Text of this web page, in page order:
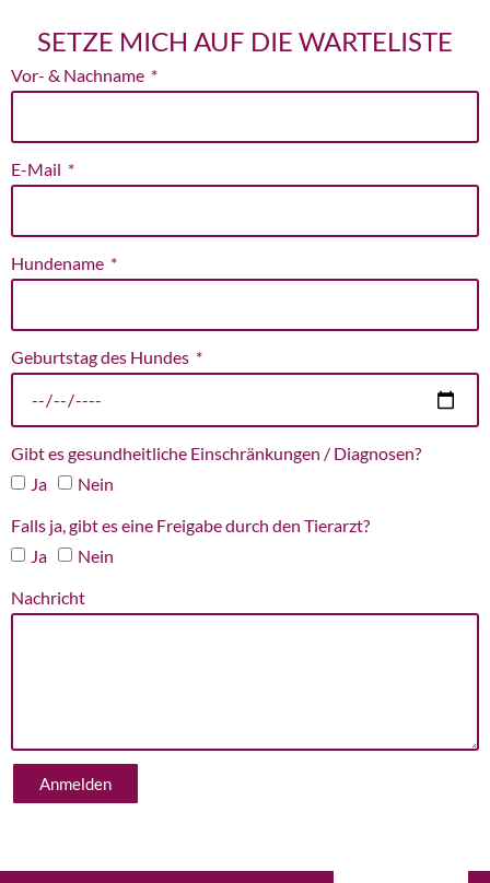
SETZE MICH AUF DIE WARTELISTE
Vor- & Nachname
E-Mail
Hundename
Geburtstag des Hundes
Gibt es gesundheitliche Einschränkungen / Diagnosen?
Ja
Nein
Falls ja, gibt es eine Freigabe durch den Tierarzt?
Ja
Nein
Nachricht
Anmelden